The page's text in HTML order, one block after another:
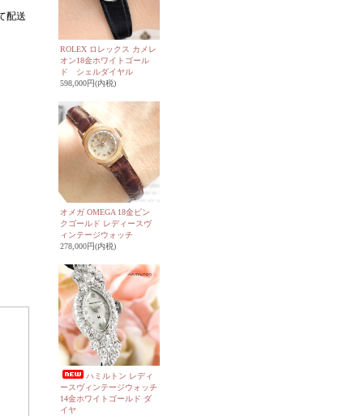
ROLEX ロレックス カメレ
オン18金ホワイトゴール
ド シェルダイヤル
598,000円(内税)
オメガ OMEGA 18金ピン
クゴールド レディースヴ
ィンテージウォッチ
278,000円(内税)
ハミルトン レディ
ースヴィンテージウォッチ
14金ホワイトゴールド ダ
イヤ